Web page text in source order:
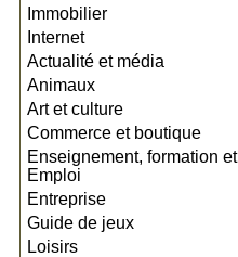
Immobilier
Internet
Actualité et média
Animaux
Art et culture
Commerce et boutique
Enseignement, formation et
Emploi
Entreprise
Guide de jeux
Loisirs